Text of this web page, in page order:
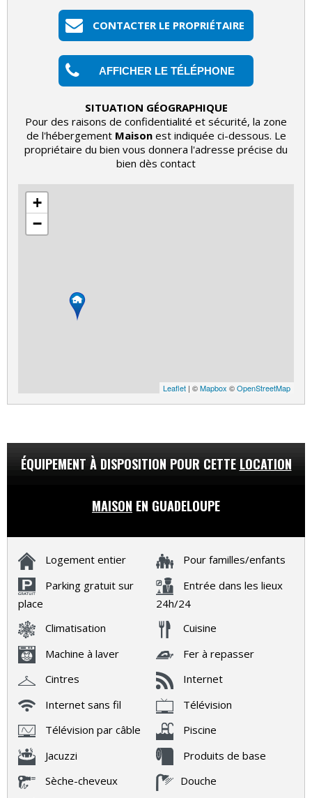
CONTACTER LE PROPRIÉTAIRE
AFFICHER LE TÉLÉPHONE
SITUATION GÉOGRAPHIQUE
Pour des raisons de confidentialité et sécurité, la zone
de l'hébergement Maisonest indiquée ci-dessous. Le
propriétaire du bien vous donnera l'adresse précise du
bien dès contact
+
−
Leaflet | ©Mapbox ©OpenStreetMap
ÉQUIPEMENT À DISPOSITION POUR CETTE LOCATION
MAISON EN GUADELOUPE
Logement entier
Pour familles/enfants
Parking gratuit sur
place
Entrée dans les lieux
24h/24
Climatisation
Cuisine
Machine à laver
Fer à repasser
Cintres
Internet
Internet sans fil
Télévision
Télévision par câble
Piscine
Jacuzzi
Produits de base
Sèche-cheveux
Douche